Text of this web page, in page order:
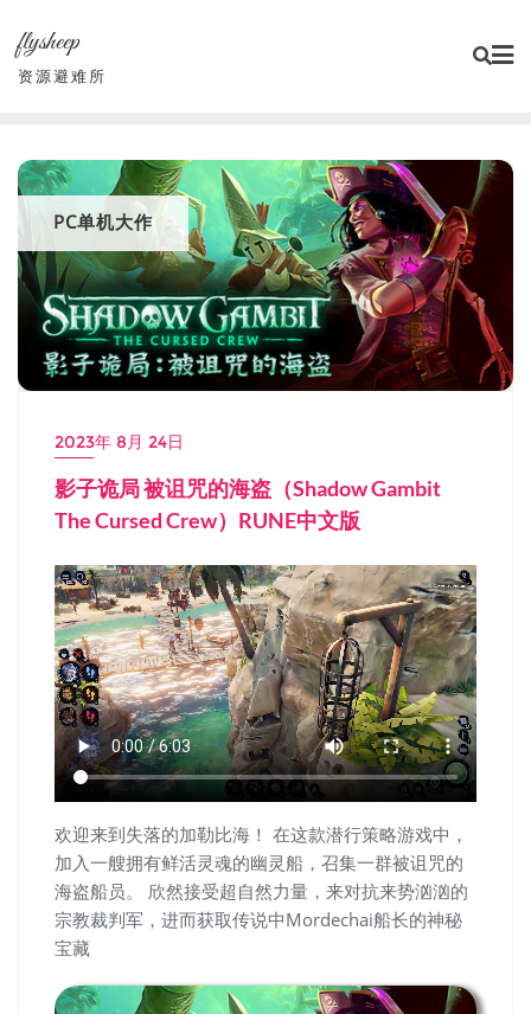
content
flysheep
资源避难所
PC单机大作
2023年 8月 24日
影子诡局 被诅咒的海盗（Shadow Gambit
The Cursed Crew）RUNE中文版
欢迎来到失落的加勒比海！ 在这款潜行策略游戏中，
加入一艘拥有鲜活灵魂的幽灵船，召集一群被诅咒的
海盗船员。 欣然接受超自然力量，来对抗来势汹汹的
宗教裁判军，进而获取传说中Mordechai船长的神秘
宝藏